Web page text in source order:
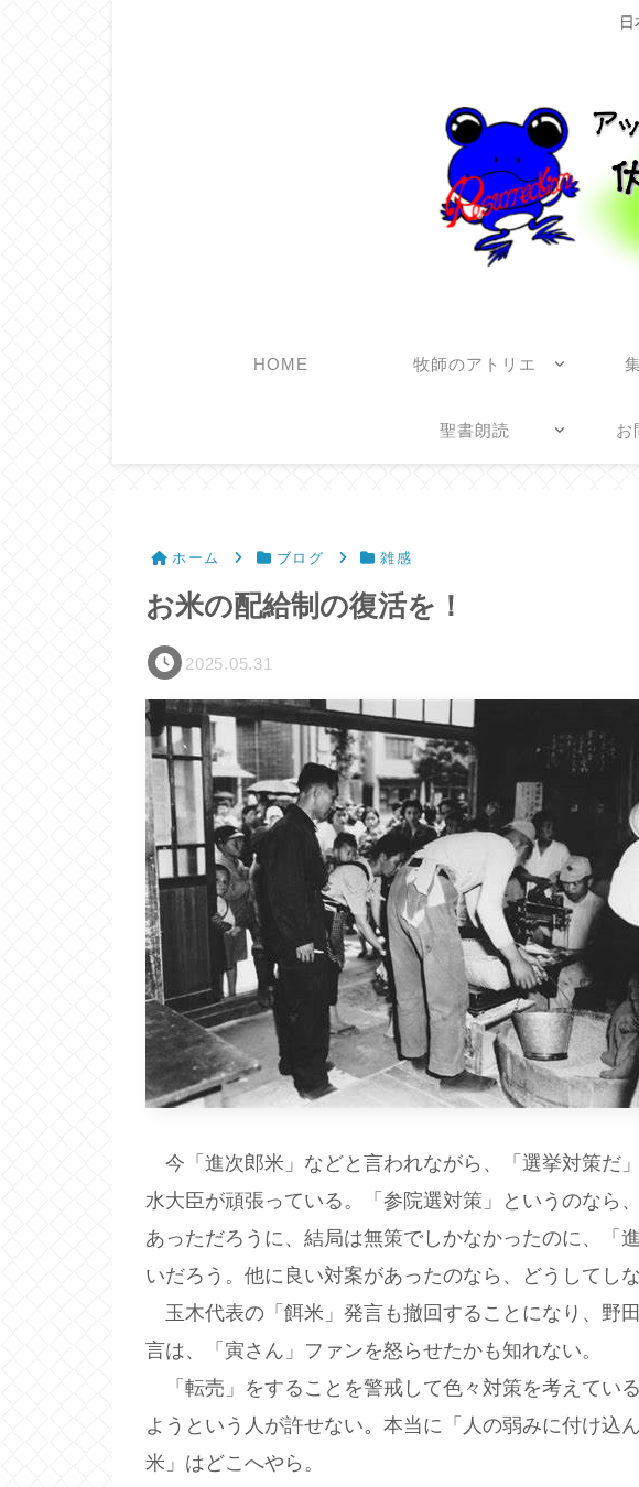
HOME 牧師のアトリエ
聖書朗読 お
ホーム ブログ 雑感
お米の配給制の復活を！
2025.05.31
今「進次郎米」などと言われながら、「選挙対策だ
水大臣が頑張っている。「参院選対策」というのなら
あっただろうに、結局は無策でしかなかったのに、「
いだろう。他に良い対案があったのなら、どうしてし
玉木代表の「餌米」発言も撤回することになり、野
言は、「寅さん」ファンを怒らせたかも知れない。
「転売」をすることを警戒して色々対策を考えてい
ようという人が許せない。本当に「人の弱みに付け込
米」はどこへやら。